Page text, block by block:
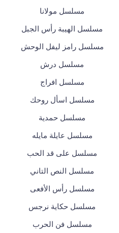
مسلسل مولانا
مسلسل الهيبة رأس الجبل
مسلسل رامز ليفل الوحش
مسلسل درش
مسلسل افراج
مسلسل اسأل روحك
مسلسل حمدية
مسلسل عايلة مايله
مسلسل على قد الحب
مسلسل النص التاني
مسلسل رأس الأفعى
مسلسل حكاية نرجس
مسلسل فن الحرب